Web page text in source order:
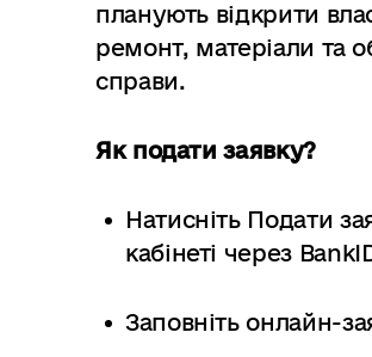
планують відкрити
ремонт, матеріали та
справи.
Як подати заявку?
Натисніть Подати
кабінеті через
Заповніть онлайн-